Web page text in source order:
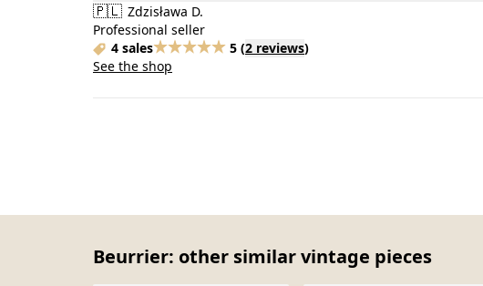
🇵🇱 Zdzisława D.
Professional seller
4 sales
5 (2 reviews)
See the shop
Beurrier: other similar vintage pieces